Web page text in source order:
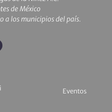
Eventos
de México
a los municipios del país.